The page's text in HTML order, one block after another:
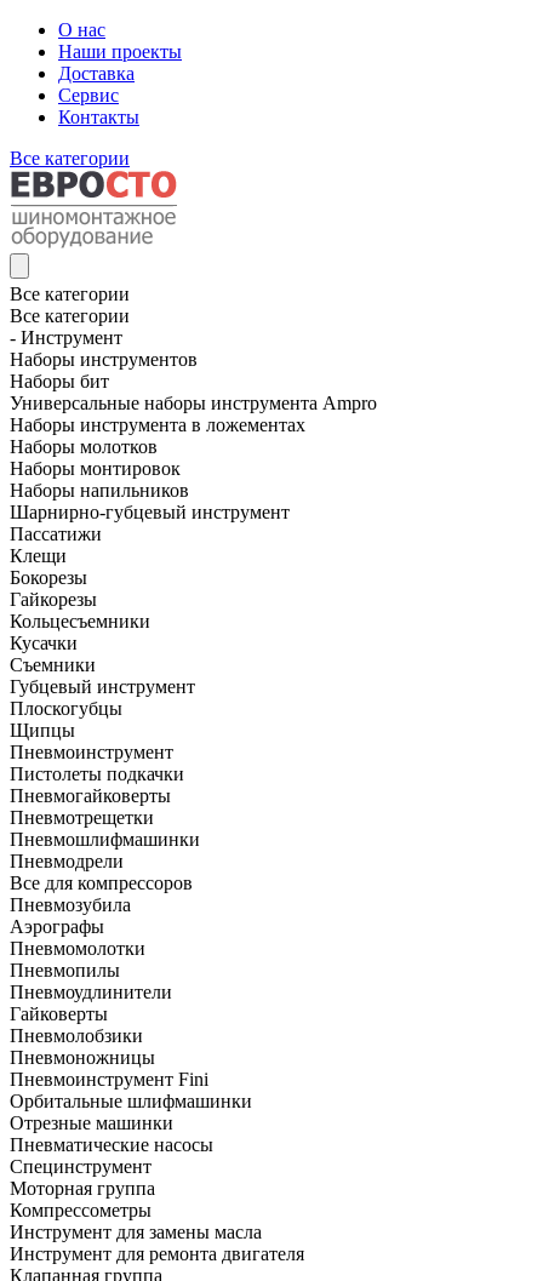
О нас
Наши проекты
Доставка
Сервис
Контакты
Все категории
Все категории
Все категории
- Инструмент
Наборы инструментов
Наборы бит
Универсальные наборы инструмента Ampro
Наборы инструмента в ложементах
Наборы молотков
Наборы монтировок
Наборы напильников
Шарнирно-губцевый инструмент
Пассатижи
Клещи
Бокорезы
Гайкорезы
Кольцесъемники
Кусачки
Съемники
Губцевый инструмент
Плоскогубцы
Щипцы
Пневмоинструмент
Пистолеты подкачки
Пневмогайковерты
Пневмотрещетки
Пневмошлифмашинки
Пневмодрели
Все для компрессоров
Пневмозубила
Аэрографы
Пневмомолотки
Пневмопилы
Пневмоудлинители
Гайковерты
Пневмолобзики
Пневмоножницы
Пневмоинструмент Fini
Орбитальные шлифмашинки
Отрезные машинки
Пневматические насосы
Специнструмент
Моторная группа
Компрессометры
Инструмент для замены масла
Инструмент для ремонта двигателя
Клапанная группа